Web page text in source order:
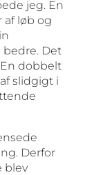
jeg. En
af løb og
bedre. Det
dobbelt
slidgigt i
Derfor
blev